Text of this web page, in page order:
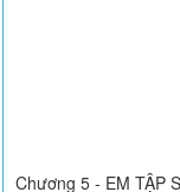
Chương 5 - EM TẬP